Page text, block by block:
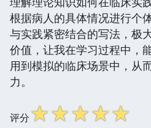
根据病人的具体情况进行个
与实践紧密结合的写法，极
价值，让我在学习过程中，
用到模拟的临床场景中，从
力。
评分☆☆☆☆☆